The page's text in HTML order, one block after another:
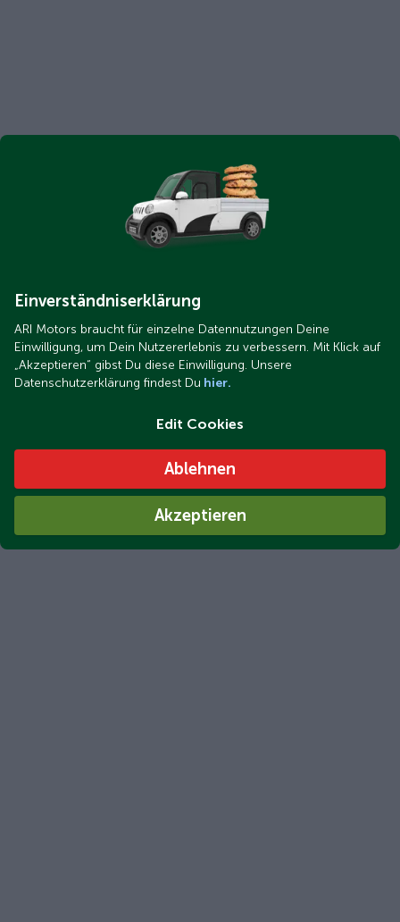
Einverständniserklärung
ARI Motors braucht für einzelne Datennutzungen Deine
Einwilligung, um Dein Nutzererlebnis zu verbessern. Mit Klick auf
„Akzeptieren“ gibst Du diese Einwilligung. Unsere
Datenschutzerklärung findest Du hier.
Edit Cookies
Ablehnen
Akzeptieren